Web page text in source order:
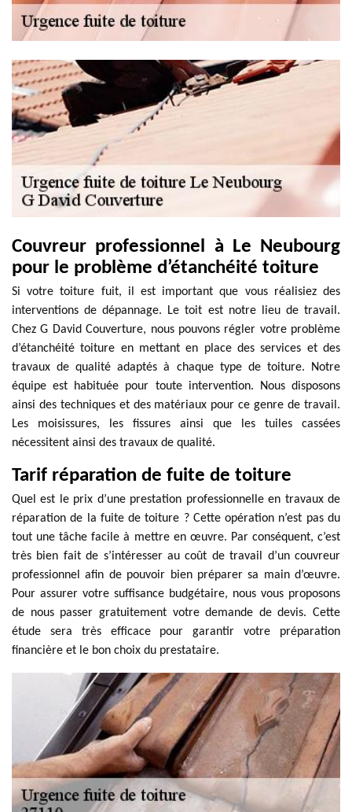
Couvreur professionnel à Le Neubourg
pour le problème d’étanchéité toiture
Si votre toiture fuit, il est important que vous réalisiez des
interventions de dépannage. Le toit est notre lieu de travail.
Chez G David Couverture, nous pouvons régler votre problème
d’étanchéité toiture en mettant en place des services et des
travaux de qualité adaptés à chaque type de toiture. Notre
équipe est habituée pour toute intervention. Nous disposons
ainsi des techniques et des matériaux pour ce genre de travail.
Les moisissures, les fissures ainsi que les tuiles cassées
nécessitent ainsi des travaux de qualité.
Tarif réparation de fuite de toiture
Quel est le prix d’une prestation professionnelle en travaux de
réparation de la fuite de toiture ? Cette opération n’est pas du
tout une tâche facile à mettre en œuvre. Par conséquent, c’est
très bien fait de s’intéresser au coût de travail d’un couvreur
professionnel afin de pouvoir bien préparer sa main d’œuvre.
Pour assurer votre suffisance budgétaire, nous vous proposons
de nous passer gratuitement votre demande de devis. Cette
étude sera très efficace pour garantir votre préparation
financière et le bon choix du prestataire.